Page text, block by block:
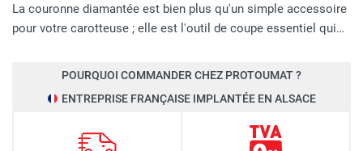
La couronne diamantée est bien plus qu'un simple accessoire
pour votre carotteuse ; elle est l'outil de coupe essentiel qui…
POURQUOI COMMANDER CHEZ PROTOUMAT ?
ENTREPRISE FRANÇAISE IMPLANTÉE EN ALSACE